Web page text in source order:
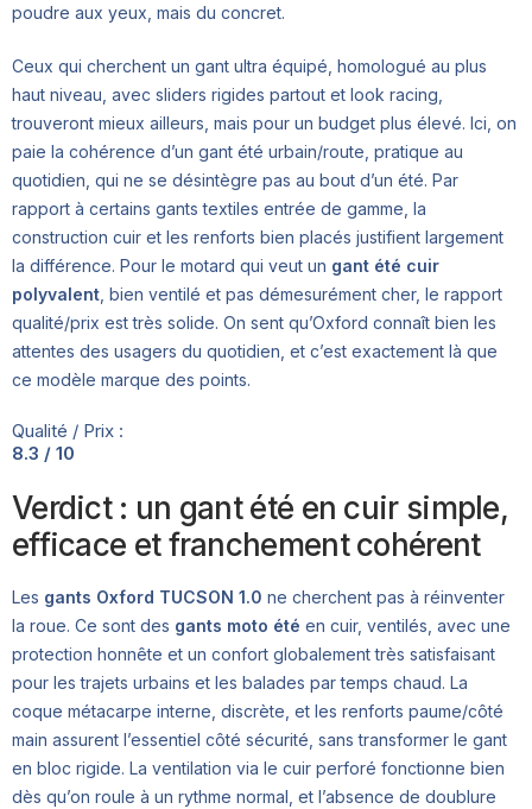
poudre aux yeux, mais du concret.
Ceux qui cherchent un gant ultra équipé, homologué au plus
haut niveau, avec sliders rigides partout et look racing,
trouveront mieux ailleurs, mais pour un budget plus élevé. Ici, on
paie la cohérence d’un gant été urbain/route, pratique au
quotidien, qui ne se désintègre pas au bout d’un été. Par
rapport à certains gants textiles entrée de gamme, la
construction cuir et les renforts bien placés justifient largement
la différence. Pour le motard qui veut un gant été cuir
polyvalent , bien ventilé et pas démesurément cher, le rapport
qualité/prix est très solide. On sent qu’Oxford connaît bien les
attentes des usagers du quotidien, et c’est exactement là que
ce modèle marque des points.
Qualité / Prix :
8.3 / 10
Verdict : un gant été en cuir simple,
efficace et franchement cohérent
Les gants Oxford TUCSON 1.0 ne cherchent pas à réinventer
la roue. Ce sont des gants moto été en cuir, ventilés, avec une
protection honnête et un confort globalement très satisfaisant
pour les trajets urbains et les balades par temps chaud. La
coque métacarpe interne, discrète, et les renforts paume/côté
main assurent l’essentiel côté sécurité, sans transformer le gant
en bloc rigide. La ventilation via le cuir perforé fonctionne bien
dès qu’on roule à un rythme normal, et l’absence de doublure